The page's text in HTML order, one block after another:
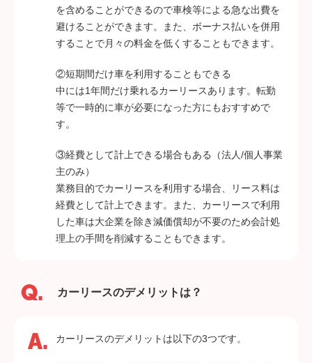
を含めることができるので車検等による急な出費を
避けることができます。また、ボーナス払いを併用
することで月々の料金を低くすることもできます。
②短期間だけ車を利用することもできる
中には1年間だけ乗れるカーリースあります。転勤
等で一時的に車が必要になった方にもおすすめで
す。
③経費として計上できる場合もある（法人/個人事業
主のみ）
業務目的でカーリースを利用する場合、リース料は
経費として計上できます。また、カーリースで利用
した車は大企業を除き減価償却が不要のため会計処
理上の手間を削減することもできます。
カーリースのデメリットは？
カーリースのデメリットは以下の3つです。